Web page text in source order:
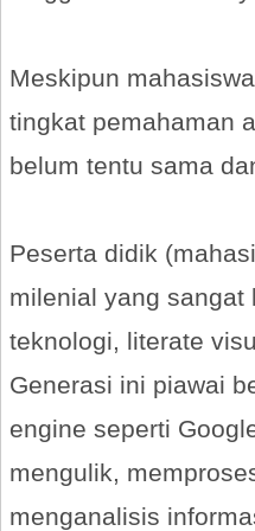
Meskipun
tingkat pemahaman
belum tentu sama
Peserta didik
milenial yang sangat
teknologi, literate
Generasi ini piawai
engine seperti
mengulik,
menganalisis